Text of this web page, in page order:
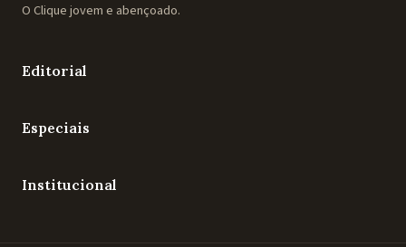
O Clique jovem e abençoado.
Editorial
Especiais
Institucional